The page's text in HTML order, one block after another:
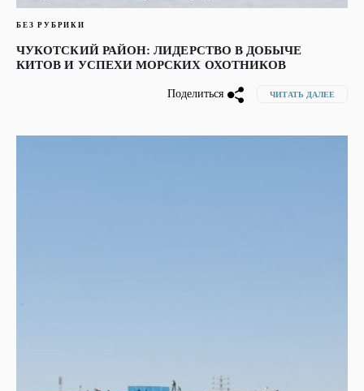
БЕЗ РУБРИКИ
ЧУКОТСКИЙ РАЙОН: ЛИДЕРСТВО В ДОБЫЧЕ
КИТОВ И УСПЕХИ МОРСКИХ ОХОТНИКОВ
Поделиться ЧИТАТЬ ДАЛЕЕ